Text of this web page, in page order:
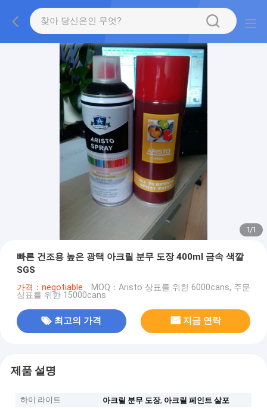
1/1
빠른 건조용 높은 광택 아크릴 분무 도장 400ml 금속 색깔
SGS
가격：negotiable MOQ：Aristo 상표를 위한 6000cans, 주문
상표를 위한 15000cans
최고의 가격 지금 연락
제품 설명
하이 라이트 아크릴 분무 도장, 아크릴 페인트 살포